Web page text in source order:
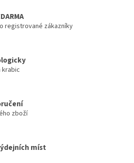
registrované zákazníky
zboží
míst